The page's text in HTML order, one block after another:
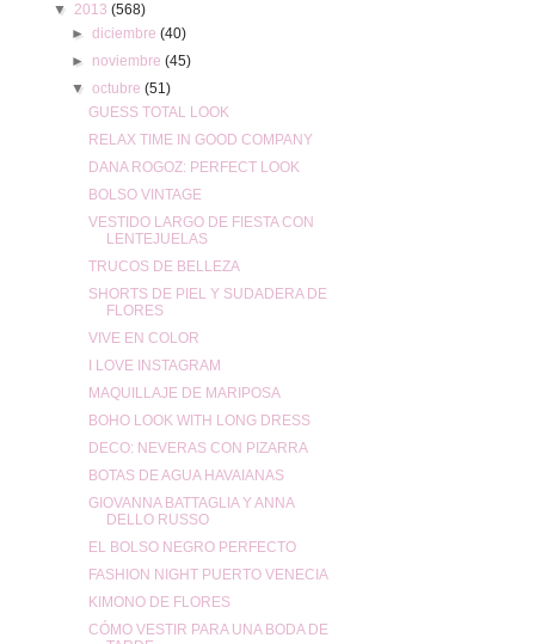
▼2013(568)
► diciembre (40)
► noviembre (45)
▼ octubre (51)
GUESS TOTAL LOOK
RELAX TIME IN GOOD COMPANY
DANA ROGOZ: PERFECT LOOK
BOLSO VINTAGE
VESTIDO LARGO DE FIESTA CON
LENTEJUELAS
TRUCOS DE BELLEZA
SHORTS DE PIEL Y SUDADERA DE
FLORES
VIVE EN COLOR
I LOVE INSTAGRAM
MAQUILLAJE DE MARIPOSA
BOHO LOOK WITH LONG DRESS
DECO: NEVERAS CON PIZARRA
BOTAS DE AGUA HAVAIANAS
GIOVANNA BATTAGLIA Y ANNA
DELLO RUSSO
EL BOLSO NEGRO PERFECTO
FASHION NIGHT PUERTO VENECIA
KIMONO DE FLORES
CÓMO VESTIR PARA UNA BODA DE